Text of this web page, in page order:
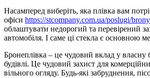
Насамперед виберіть, яка плівка вам
офіси https://stcompany.com.ua/poslugi/
облаштувати недорогий та перевірений
автомобіля. І саме ці стекла є основною
Бронеплівка – це чудовий вклад у власну
будівлі. Це чудовий захист для
вільного огляду. Будь-які забруднення,